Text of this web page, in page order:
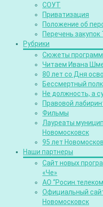
СОУТ
Приватизация
Положение об
Перечень
Рубрики
Сюжеты
Читаем Ивана
80 лет со Дня
Бессмертный полк
Не должность, а
Правовой
Фильмы
Лауреаты
Новомосковск
95 лет
Наши партнеры
Сайт новых
«Че»
АО
Официальный
Новомосковск